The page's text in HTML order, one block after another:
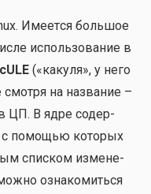
Име­ет­ся боль­шое
исполь­зо­ва­ние в
(«каку­ля», у него
смот­ря на назва­ние –
ЦП. В ядре содер­
с помо­щью кото­рых
спис­ком изме­не­
озна­ко­мить­ся